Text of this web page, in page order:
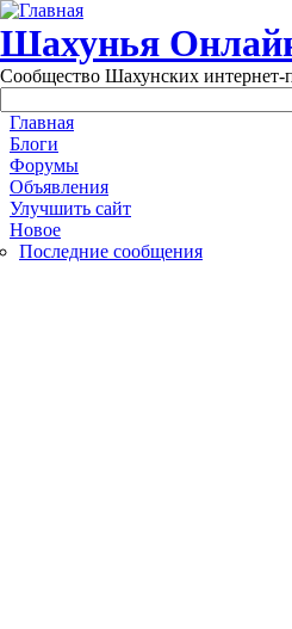
Перейти к основному содержанию
Шахунья
Сообщество Шахунских интернет-
Main menu
Главная
Блоги
Форумы
Объявления
Улучшить сайт
Новое
Последние сообщения